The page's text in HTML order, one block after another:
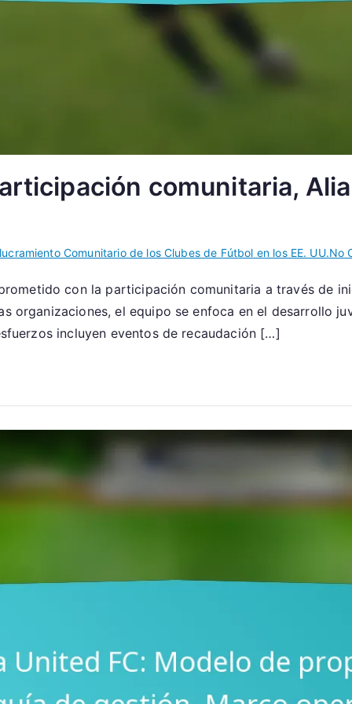
comunitaria,
Comunitario de los Clubes de Fútbol en los EE. UU.No
con la participación comunitaria a través de
organizaciones, el equipo se enfoca en el desarrollo
incluyen eventos de recaudación […]